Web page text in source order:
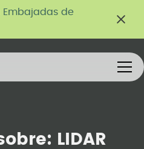
Embajadas de
LIDAR